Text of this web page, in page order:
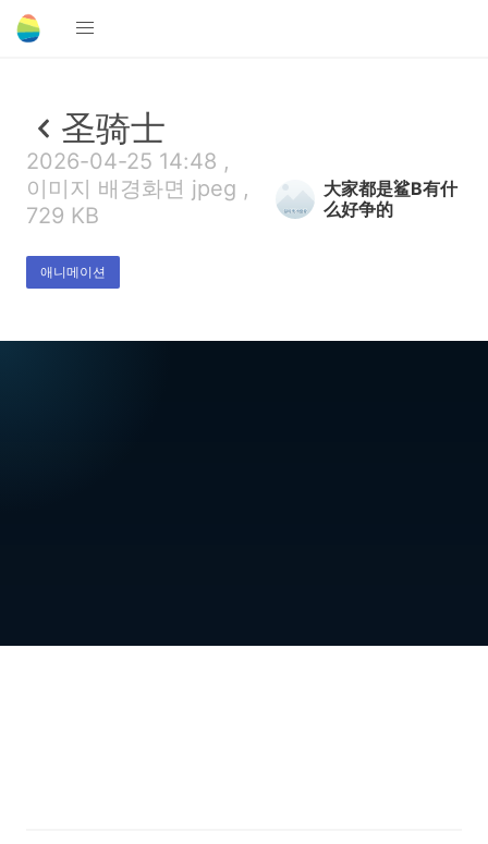
圣骑士
2026-04-25 14:48 ,
이미지 배경화면 jpeg ,
729 KB
애니메이션
大家都是鲨B有什
么好争的